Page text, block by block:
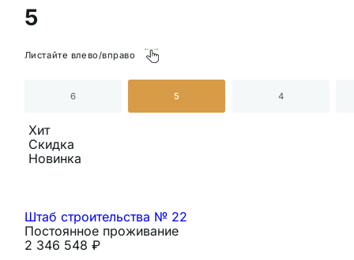
ПОРТФОЛИО
ДОСТАВКА
ВАКАНСИИ
СЕРТИФИКАТЫ
КОНТАКТЫ
5
Листайте влево/вправо
6 5 4
Хит
Скидка
Новинка
Штаб строительства № 22
Постоянное проживание
2 346 548 ₽